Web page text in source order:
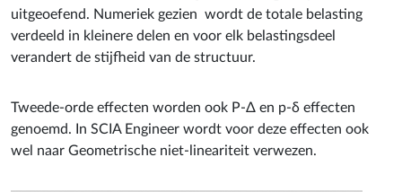
uitgeoefend. Numeriek gezien wordt de totale belasting
verdeeld in kleinere delen en voor elk belastingsdeel
verandert de stijfheid van de structuur.
Tweede-orde effecten worden ook P-Δ en p-δ effecten
genoemd. In SCIA Engineer wordt voor deze effecten ook
wel naar Geometrische niet-lineariteit verwezen.